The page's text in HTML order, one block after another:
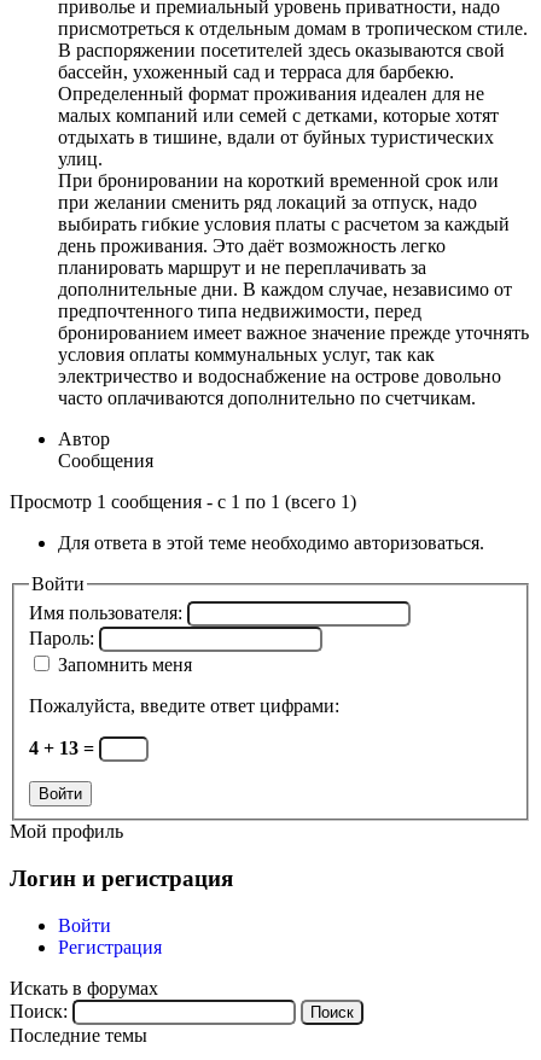
приволье и премиальный уровень приватности, надо
присмотреться к отдельным домам в тропическом стиле.
В распоряжении посетителей здесь оказываются свой
бассейн, ухоженный сад и терраса для барбекю.
Определенный формат проживания идеален для не
малых компаний или семей с детками, которые хотят
отдыхать в тишине, вдали от буйных туристических
улиц.
При бронировании на короткий временной срок или
при желании сменить ряд локаций за отпуск, надо
выбирать гибкие условия платы с расчетом за каждый
день проживания. Это даёт возможность легко
планировать маршрут и не переплачивать за
дополнительные дни. В каждом случае, независимо от
предпочтенного типа недвижимости, перед
бронированием имеет важное значение прежде уточнять
условия оплаты коммунальных услуг, так как
электричество и водоснабжение на острове довольно
часто оплачиваются дополнительно по счетчикам.
Автор
Сообщения
Просмотр 1 сообщения - с 1 по 1 (всего 1)
Для ответа в этой теме необходимо авторизоваться.
Войти
Имя пользователя:
Пароль:
Запомнить меня
Пожалуйста, введите ответ цифрами:
4 + 13 =
Войти
Мой профиль
Логин и регистрация
Войти
Регистрация
Искать в форумах
Поиск:
Последние темы